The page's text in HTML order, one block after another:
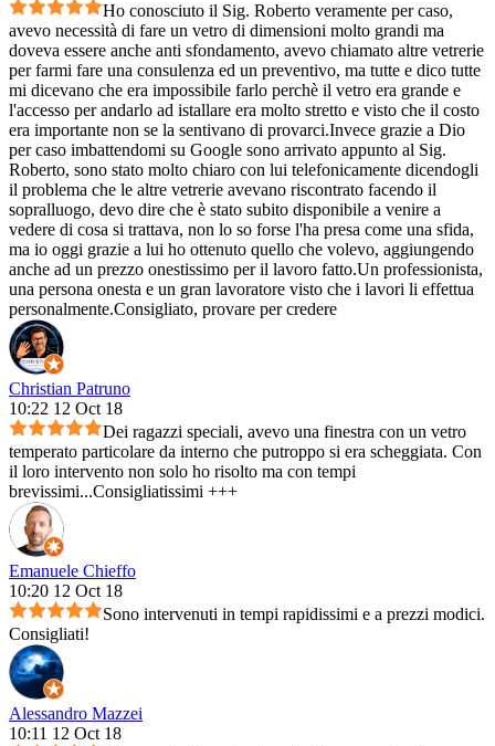
Ho conosciuto il Sig. Roberto veramente per caso,
avevo necessità di fare un vetro di dimensioni molto grandi ma
doveva essere anche anti sfondamento, avevo chiamato altre vetrerie
per farmi fare una consulenza ed un preventivo, ma tutte e dico tutte
mi dicevano che era impossibile farlo perchè il vetro era grande e
l'accesso per andarlo ad istallare era molto stretto e visto che il costo
era importante non se la sentivano di provarci.Invece grazie a Dio
per caso imbattendomi su Google sono arrivato appunto al Sig.
Roberto, sono stato molto chiaro con lui telefonicamente dicendogli
il problema che le altre vetrerie avevano riscontrato facendo il
sopralluogo, devo dire che è stato subito disponibile a venire a
vedere di cosa si trattava, non lo so forse l'ha presa come una sfida,
ma io oggi grazie a lui ho ottenuto quello che volevo, aggiungendo
anche ad un prezzo onestissimo per il lavoro fatto.Un professionista,
una persona onesta e un gran lavoratore visto che i lavori li effettua
personalmente.Consigliato, provare per credere
Christian Patruno
10:22 12 Oct 18
Dei ragazzi speciali, avevo una finestra con un vetro
temperato particolare da interno che putroppo si era scheggiata. Con
il loro intervento non solo ho risolto ma con tempi
brevissimi...Consigliatissimi +++
Emanuele Chieffo
10:20 12 Oct 18
Sono intervenuti in tempi rapidissimi e a prezzi modici.
Consigliati!
Alessandro Mazzei
10:11 12 Oct 18